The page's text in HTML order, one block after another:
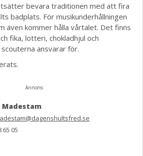
bevara traditionen med att fira
badplats. För musikunderhållningen
även kommer hålla vårtalet. Det finns
fika, lotteri, chokladhjul och
ansvarar för.
Annons:
65 05